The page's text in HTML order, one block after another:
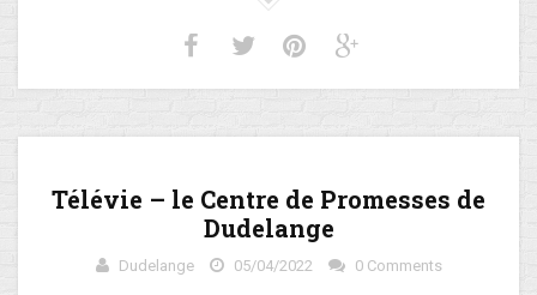
Télévie – le Centre de Promesses de
Dudelange
Dudelange 05/04/2022 0 Comments